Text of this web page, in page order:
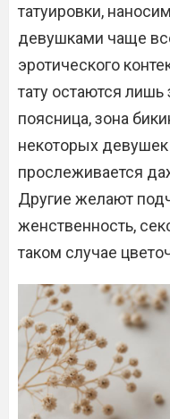
татуировки,
девушками чаще
эротического
тату остаются
поясница, зона
некоторых
прослеживается
Другие желают
женственность,
таком случае